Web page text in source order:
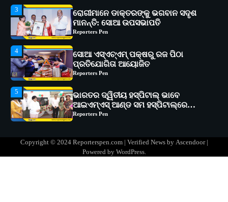
4
ସୋଆ ଏସ୍‌ଏଚ୍‌ଏମ୍ ପକ୍ଷରୁ ରଜ ପିଠା
ପ୍ରତିଯୋଗିତା ଆୟୋଜିତ
Reporters Pen
5
ଭାରତର ଦ୍ୱିତୀୟ ହସ୍ପିଟାଲ୍ ଭାବେ
ଆଇଏମ୍‌ଏସ୍ ଆଣ୍ଡ ସମ ହସ୍ପିଟାଲ୍‌ରେ
ଅତ୍ୟାଧୁନିକ ଡିଜିସ୍କାନର ସ୍ଥାପନ
Reporters Pen
1
ସୋଆ ପକ୍ଷରୁ ରାୱେ କାର୍ଯ୍ୟକ୍ରମ ଅଧୀନରେ
୧୧ଟି ଗ୍ରାମରେ ୧୬ଟି କୃଷକ ପ୍ରଶିକ୍ଷଣ
କାର୍ଯ୍ୟକ୍ରମ ଆୟୋଜିତ
Reporters Pen
ବିଶ୍ୱବିଦ୍ୟାଳୟର ସଫଳତା, ଉତ୍କର୍ଷତା ଓ
ଅଗ୍ରଗତିର ସ୍ମୃତିଚାରଣ
Reporters Pen
Copyright © 2024 Reporterspen.com | Verified News by Ascendoor|
Powered by WordPress.